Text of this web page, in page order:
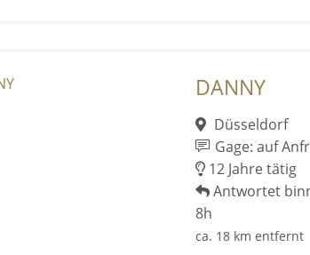
DANNY
Düsseldorf
Gage: auf
12 Jahre tätig
Antwortet
8h
ca. 18 km entfernt